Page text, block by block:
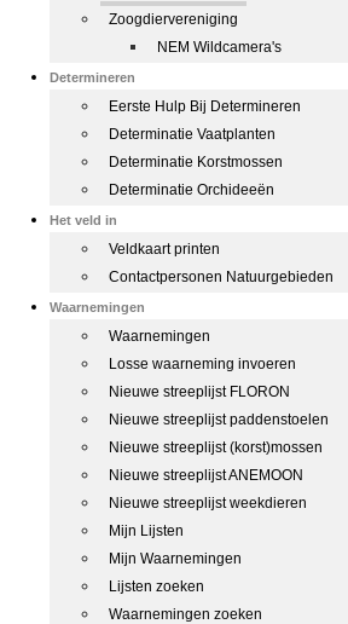
Zoogdiervereniging
NEM Wildcamera's
Determineren
Eerste Hulp Bij Determineren
Determinatie Vaatplanten
Determinatie Korstmossen
Determinatie Orchideeën
Het veld in
Veldkaart printen
Contactpersonen Natuurgebieden
Waarnemingen
Waarnemingen
Losse waarneming invoeren
Nieuwe streeplijst FLORON
Nieuwe streeplijst paddenstoelen
Nieuwe streeplijst (korst)mossen
Nieuwe streeplijst ANEMOON
Nieuwe streeplijst weekdieren
Mijn Lijsten
Mijn Waarnemingen
Lijsten zoeken
Waarnemingen zoeken